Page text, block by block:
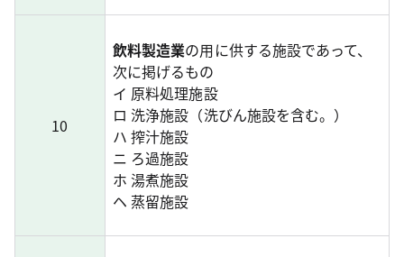
10
飲料製造業の用に供する施設であって、
次に掲げるもの
イ 原料処理施設
ロ 洗浄施設（洗びん施設を含む。）
ハ 搾汁施設
ニ ろ過施設
ホ 湯煮施設
ヘ 蒸留施設